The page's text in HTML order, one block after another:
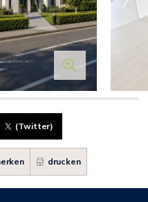
(Twitter)
drucken